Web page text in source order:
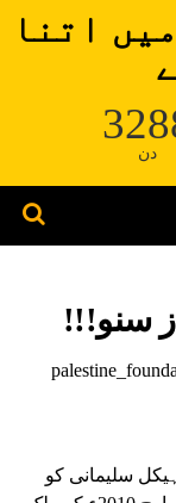
اتنا
دن
سنو!!!
سلیمانی کو